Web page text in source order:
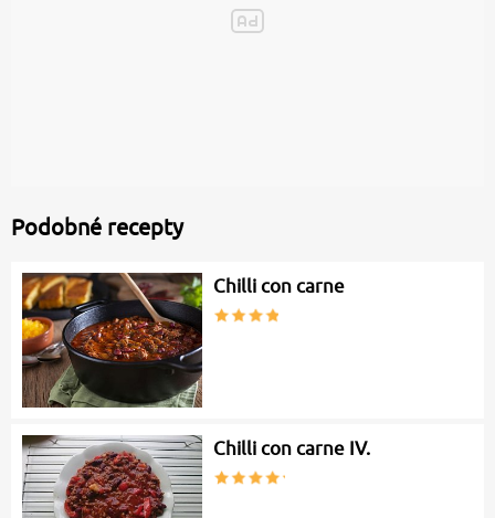
Podobné recepty
Chilli con carne
Chilli con carne IV.